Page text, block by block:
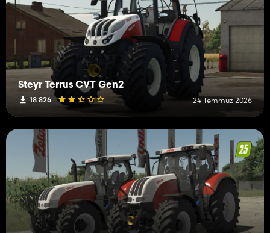
Steyr Terrus CVT Gen2
18 826 24 Temmuz 2026